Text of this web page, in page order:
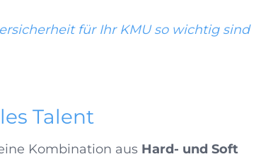
für Ihr KMU so wichtig sind
Talent
Kombination aus Hard- und Soft